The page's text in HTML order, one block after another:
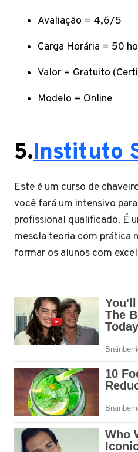
Avaliação = 4,6/5
Carga Horária = 50
Valor = Gratuito
Modelo = Online
5.Instituto
Este é um curso de
você fará um intensivo
profissional qualificado. É
mescla teoria com prática
formar os alunos com